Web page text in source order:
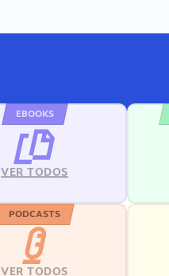
EBOOKS
VER TODOS
PODCASTS
VER TODOS